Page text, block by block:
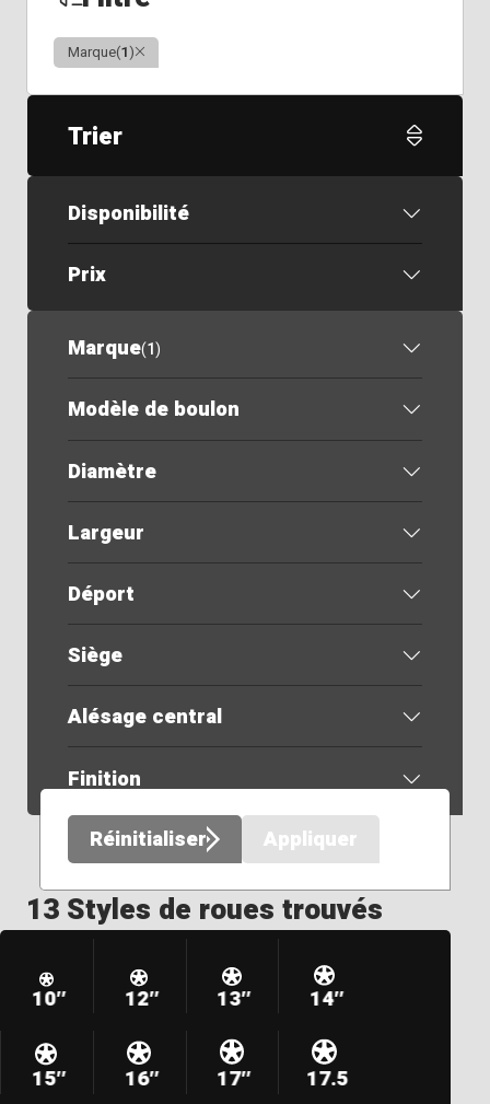
Marque(1)Clair
Trier
Disponibilité
Prix
Marque(1)
Modèle de boulon
Diamètre
Largeur
Déport
Siège
Alésage central
Finition
Réinitialiser
Appliquer
13 Styles de roues trouvés
10″ 12″ 13″ 14″
15″ 16″ 17″ 17.5